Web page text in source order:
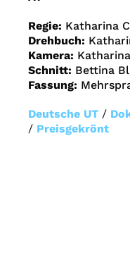
Regie: Katharina
Drehbuch:
Kamera:
Schnitt: Bettina
Fassung:
Deutsche UT /
/ Preisgekrönt